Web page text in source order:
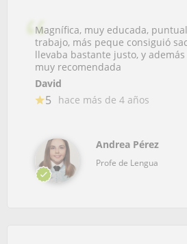
Magnífica, muy educada,
trabajo, más peque consiguió
llevaba bastante justo, y
muy recomendada
David
5 hace más de 4 años
Andrea Pérez
Profe de Lengua